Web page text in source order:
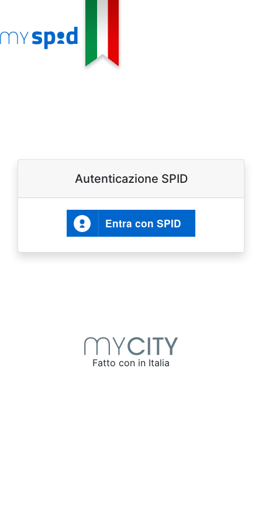
Autenticazione SPID
Entra con SPID
Fatto con in Italia